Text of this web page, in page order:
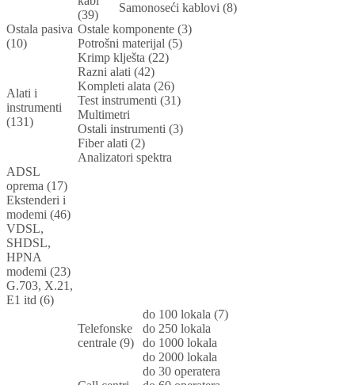
(39)
Samonoseći kablovi (8)
Ostala pasiva
(10)
Ostale komponente (3)
Potrošni materijal (5)
Alati i
instrumenti
(131)
Krimp klješta (22)
Razni alati (42)
Kompleti alata (26)
Test instrumenti (31)
Multimetri
Ostali instrumenti (3)
Fiber alati (2)
Analizatori spektra
ADSL
oprema (17)
Ekstenderi i
modemi (46)
VDSL,
SHDSL,
HPNA
modemi (23)
G.703, X.21,
E1 itd (6)
Telefonske
centrale (9)
do 100 lokala (7)
do 250 lokala
do 1000 lokala
do 2000 lokala
do 30 operatera